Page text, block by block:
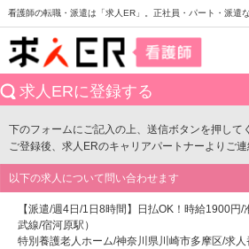
看護師の転職・派遣は「求人ER」。正社員・パート・派遣
求人ERに登録する
下のフォームにご記入の上、送信ボタンを押して
ご登録後、求人ERのキャリアパートナーよりご連
以下の求人について問い合わせます
【派遣/週4日/1日8時間】日払OK！時給1900
武線/宿河原駅）
特別養護老人ホーム/神奈川県川崎市多摩区/求